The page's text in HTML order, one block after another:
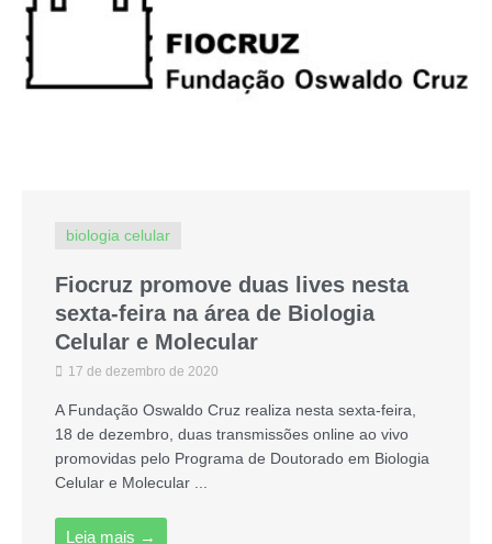
biologia celular
Fiocruz promove duas lives nesta
sexta-feira na área de Biologia
Celular e Molecular
17 de dezembro de 2020
A Fundação Oswaldo Cruz realiza nesta sexta-feira,
18 de dezembro, duas transmissões online ao vivo
promovidas pelo Programa de Doutorado em Biologia
Celular e Molecular ...
Leia mais →